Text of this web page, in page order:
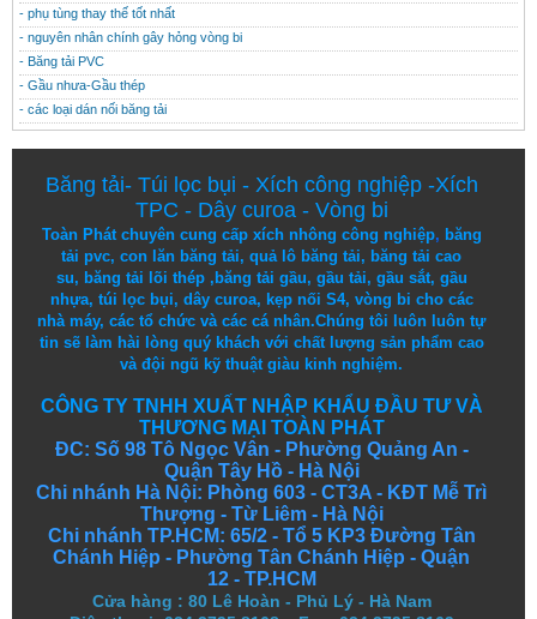
- phụ tùng thay thế tốt nhất
- nguyên nhân chính gây hỏng vòng bi
- Băng tải PVC
- Gầu nhưa-Gầu thép
- các loại dán nối băng tải
Băng tải- Túi lọc bụi - Xích công nghiệp-Xích
TPC - Dây curoa - Vòng bi
Toàn Phát chuyên cung cấp xích nhông công nghiệp, băng
tải pvc,con lăn băng tải,quả lô băng tải, băng tải cao
su, băng tải lõi thép,băng tải gầu, gầu tải, gầu sắt, gầu
nhựa, túi lọc bụi, dây curoa, kẹp nối S4, vòng bi cho các
nhà máy, các tổ chức và các cá nhân.Chúng tôi luôn luôn tự
tin sẽ làm hài lòng quý khách với chất lượng sảnphẩm cao
và đội ngũ kỹ thuật giàu kinh nghiệm.
CÔNG TY TNHH XUẤT NHẬP KHẨU ĐẦU TƯ VÀ
THƯƠNG MẠI TOÀN PHÁT
ĐC: Số 98 Tô Ngọc Vân - Phường Quảng An -
Quận Tây Hồ - Hà Nội
Chi nhánh Hà Nội: Phòng 603 - CT3A - KĐT Mễ Trì
Thượng - Từ Liêm - Hà Nội
Chi nhánh TP.HCM: 65/2 - Tổ 5 KP3 Đường Tân
Chánh Hiệp - Phường Tân Chánh Hiệp - Quận
12 - TP.HCM
Cửa hàng : 80 Lê Hoàn - Phủ Lý - Hà Nam